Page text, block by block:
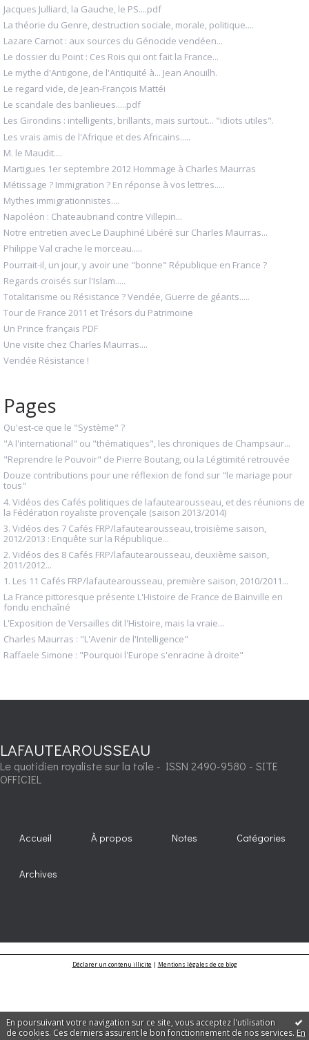
En poursuivant votre navigation sur ce site, vous acceptez l'utilisation
de cookies. Ces derniers assurent le bon fonctionnement de nos services. En
Jacques Julliard, la Gauche, le PS....pdf
La théorie du Genre, destruction sociale, morale, politique....
Lazare Carnot : aux sources du Génocide vendéen...
Le dossier du Point : Ces Rois qui ont fait la France...
Le mythe d'Antigone, de l'Antiquité à... Jean Anouilh.
Le regard vide, de Jean-François Mattéi
Le scandale des banlieues.....pdf
Les Girondins : intelligents, brillants, mais surtout... "idiots utiles".
Les vrais amis de l'Afrique et des Africains.....
M. le Maudit....
Martigues 1er septembre 2012 Hommage à Charles Maurras
Métissage ? Immigration ? En réponse à vos lettres.....
Mythes immigrationnistes....
Napoléon : Chateaubriand contre Villepin...
Notre entretien avec Le Dauphiné Libéré sur Charles Maurras...
Philippe Val crache le morceau.....
Pourrait-il, un jour, y avoir une "bonne" République en France ?
Regards croisés sur l'Islam.....
Totalitarisme ou Résistance ? Vendée, Guerre de géants.....
Tour de France 2011 et Trésors du Patrimoine
Un Prince français PDF
Une visite chez Charles Maurras....
Vendée Résistance !
Pages
Qu'est-ce que le "Système" ?
"A l'international" ou "thématiques", les chroniques de Champsaur...
"Reprendre le Pouvoir" de Pierre Boutang, ou la Légitimité retrouvée
Douze contributions pour une réflexion de fond sur "le mariage pour
tous"
4. Vidéos des Cafés politiques de lafautearousseau, et des réunions de
la Fédération royaliste provençale (saison 2013/2014)
3. Vidéos des 7 Cafés FRP/lafautearousseau, troisième saison,
2012/2013 : Enquête sur la République...
2. Vidéos des 8 Cafés FRP/lafautearousseau, deuxième saison,
2011/2012...
1. Les 11 Cafés FRP/lafautearousseau, première saison, 2010/2011...
La France pittoresque présente L'Histoire de France de Bainville en
fondu enchaîné
L'Exposition de Versailles dit l'Histoire, mais la vraie...
Charles Maurras : "L'Avenir de l'Intelligence"
Raffaele Simone : "Pourquoi l'Europe s'enracine à droite"
LAFAUTEAROUSSEAU
Le quotidien royaliste sur la toile - ISSN 2490-9580 - SITE
OFFICIEL
Accueil À propos Notes Catégories
Archives
Déclarer un contenu illicite| Mentions légales de ce blog